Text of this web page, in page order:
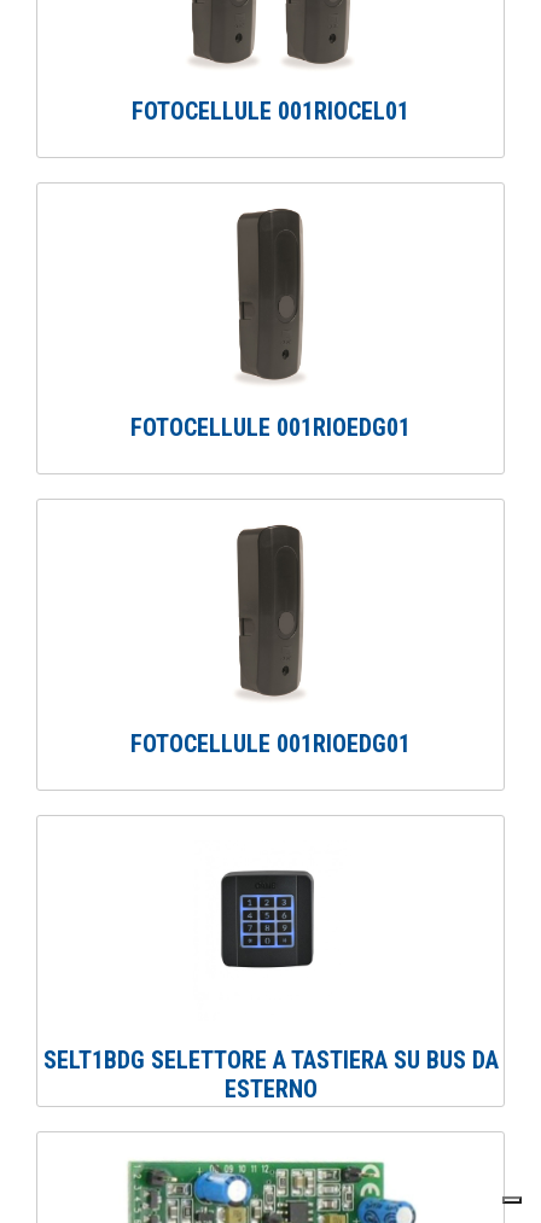
FOTOCELLULE 001RIOCEL01
FOTOCELLULE 001RIOEDG01
FOTOCELLULE 001RIOEDG01
SELT1BDG SELETTORE A TASTIERA SU BUS DA
ESTERNO